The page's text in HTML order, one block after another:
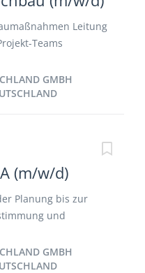
Leitung
Teams
Aktives Termin-,
Sicherung der
GMBH
(m/w/d)
Planung bis zur
und
rund um
Koordinieren
GMBH